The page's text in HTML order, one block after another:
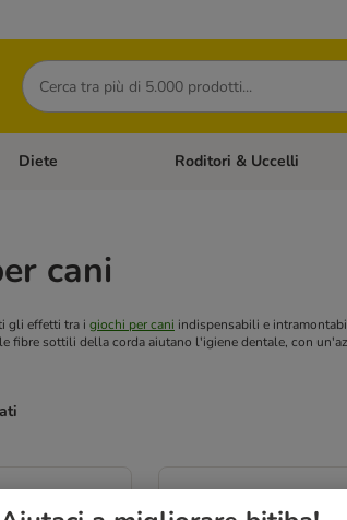
Cerca
Apri Menù Categoria: Cani
Diete Apri Menù Categoria: Diete
Roditori & Uccelli
cani
gli effetti tra i giochi per cani indispensabili e
fibre sottili della corda aiutano l'igiene dentale, con